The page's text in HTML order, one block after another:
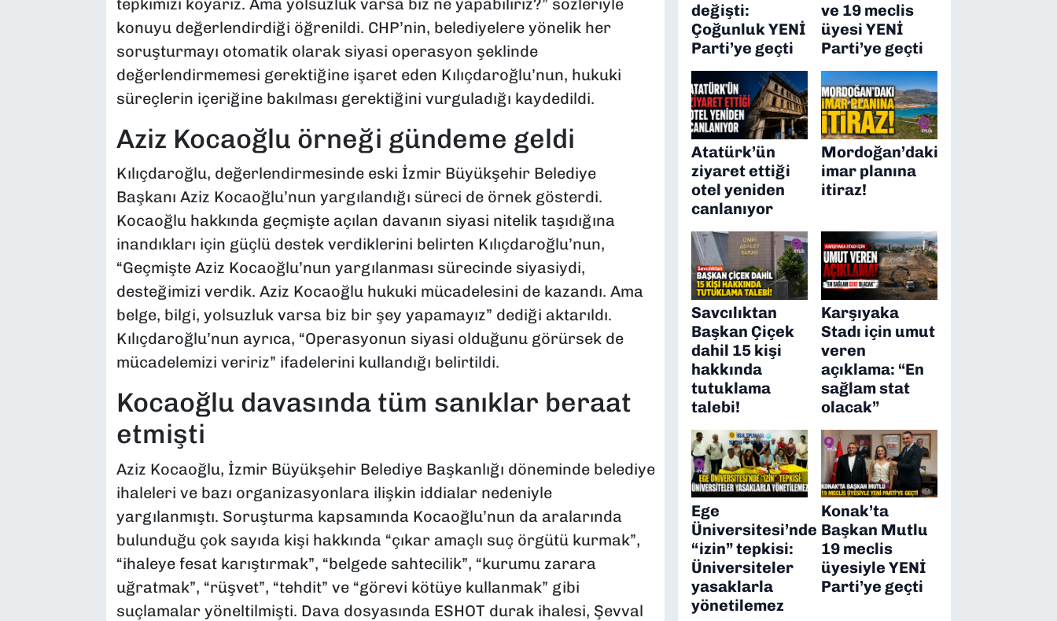
tepkimizi koyarız. Ama yolsuzluk varsa biz ne yapabiliriz?” sözleriyle
konuyu değerlendirdiği öğrenildi. CHP’nin, belediyelere yönelik her
soruşturmayı otomatik olarak siyasi operasyon şeklinde
değerlendirmemesi gerektiğine işaret eden Kılıçdaroğlu’nun, hukuki
süreçlerin içeriğine bakılması gerektiğini vurguladığı kaydedildi.
Aziz Kocaoğlu örneği gündeme geldi
Kılıçdaroğlu, değerlendirmesinde eski İzmir Büyükşehir Belediye
Başkanı Aziz Kocaoğlu’nun yargılandığı süreci de örnek gösterdi.
Kocaoğlu hakkında geçmişte açılan davanın siyasi nitelik taşıdığına
inandıkları için güçlü destek verdiklerini belirten Kılıçdaroğlu’nun,
“Geçmişte Aziz Kocaoğlu’nun yargılanması sürecinde siyasiydi,
desteğimizi verdik. Aziz Kocaoğlu hukuki mücadelesini de kazandı. Ama
belge, bilgi, yolsuzluk varsa biz bir şey yapamayız” dediği aktarıldı.
Kılıçdaroğlu’nun ayrıca, “Operasyonun siyasi olduğunu görürsek de
mücadelemizi veririz” ifadelerini kullandığı belirtildi.
Kocaoğlu davasında tüm sanıklar beraat
etmişti
Aziz Kocaoğlu, İzmir Büyükşehir Belediye Başkanlığı döneminde belediye
ihaleleri ve bazı organizasyonlara ilişkin iddialar nedeniyle
yargılanmıştı. Soruşturma kapsamında Kocaoğlu’nun da aralarında
bulunduğu çok sayıda kişi hakkında “çıkar amaçlı suç örgütü kurmak”,
“ihaleye fesat karıştırmak”, “belgede sahtecilik”, “kurumu zarara
uğratmak”, “rüşvet”, “tehdit” ve “görevi kötüye kullanmak” gibi
suçlamalar yöneltilmişti. Dava dosyasında ESHOT durak ihalesi, Şevval
değişti:
Çoğunluk YENİ
Parti’ye geçti
ve 19 meclis
üyesi YENİ
Parti’ye geçti
Atatürk’ün
ziyaret ettiği
otel yeniden
canlanıyor
Mordoğan’daki
imar planına
itiraz!
Savcılıktan
Başkan Çiçek
dahil 15 kişi
hakkında
tutuklama
talebi!
Karşıyaka
Stadı için umut
veren
açıklama: “En
sağlam stat
olacak”
Ege
Üniversitesi’nde
“izin” tepkisi:
Üniversiteler
yasaklarla
yönetilemez
Konak’ta
Başkan Mutlu
19 meclis
üyesiyle YENİ
Parti’ye geçti